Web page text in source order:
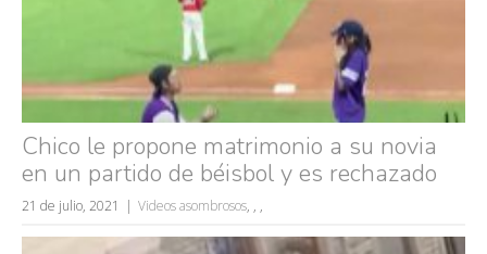
accidentes
wtf
caídas
fails
Chico le propone matrimonio a su novia
en un partido de béisbol y es rechazado
21 de julio, 2021 Videos asombrosos, , ,